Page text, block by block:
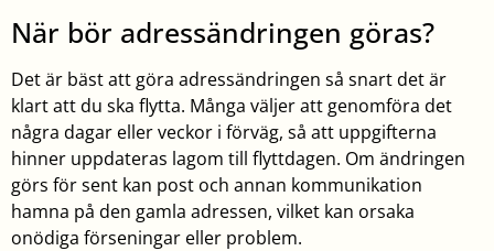
När bör adressändringen göras?
Det är bäst att göra adressändringen så snart det är
klart att du ska flytta. Många väljer att genomföra det
några dagar eller veckor i förväg, så att uppgifterna
hinner uppdateras lagom till flyttdagen. Om ändringen
görs för sent kan post och annan kommunikation
hamna på den gamla adressen, vilket kan orsaka
onödiga förseningar eller problem.